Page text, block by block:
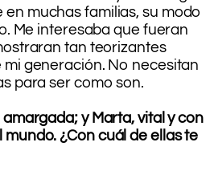
muchas familias, su modo
Me interesaba que fueran
tan teorizantes
generación. No necesitan
para ser como son.
y Marta, vital y con
¿Con cuál de ellas te